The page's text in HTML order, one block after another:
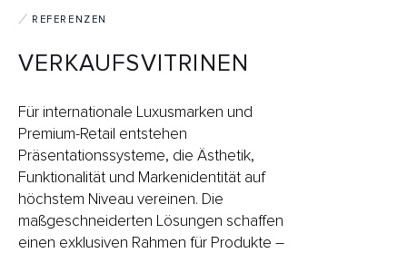
Für internationale Luxusmarken und
Premium-Retail entstehen
Präsentationssysteme, die Ästhetik,
Funktionalität und Markenidentität auf
höchstem Niveau vereinen. Die
maßgeschneiderten Lösungen schaffen
einen exklusiven Rahmen für Produkte –
REFERENZEN
VERKAUFSVITRINEN